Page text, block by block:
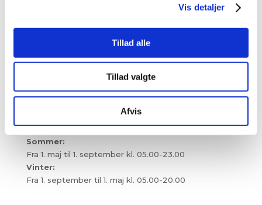
Vis detaljer
Tillad alle
Tillad valgte
Afvis
© Destination Kystlandet
Sommer:
Fra 1. maj til 1. september kl. 05.00-23.00
Vinter:
Fra 1. september til 1. maj kl. 05.00-20.00